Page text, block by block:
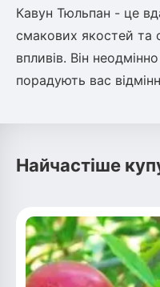
Очиток (седум)
Вівсяниця
Барвінок
Чемерник
Жимолость
Кавун Тюльпан - це
смакових якостей та
впливів. Він
порадують вас
Найчастіше